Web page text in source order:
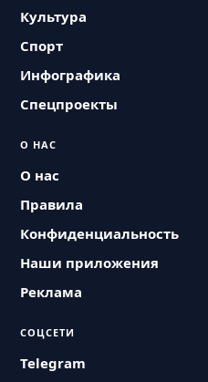
Культура
Спорт
Инфографика
Спецпроекты
О НАС
О нас
Правила
Конфиденциальность
Наши приложения
Реклама
СОЦСЕТИ
Telegram